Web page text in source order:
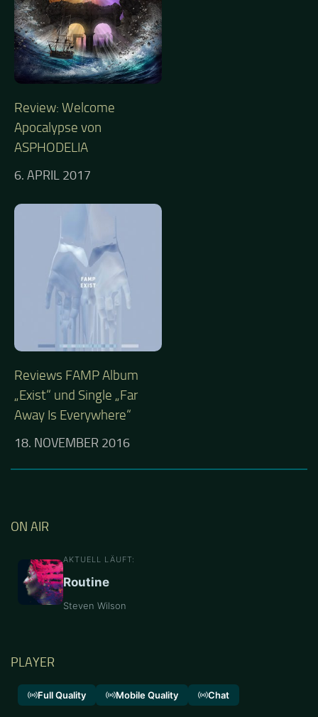
Review: Welcome
Apocalypse von
ASPHODELIA
6. APRIL 2017
Reviews FAMP Album
„Exist“ und Single „Far
Away Is Everywhere“
18. NOVEMBER 2016
ON AIR
AKTUELL LÄUFT:
Routine
Steven Wilson
PLAYER
Full Quality Mobile Quality Chat